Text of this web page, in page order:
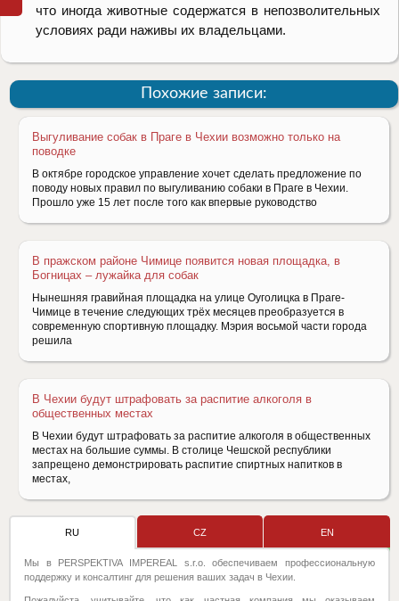
что иногда животные содержатся в непозволительных
условиях ради наживы их владельцами.
Похожие записи:
Выгуливание собак в Праге в Чехии возможно только на
поводке
В октябре городское управление хочет сделать предложение по
поводу новых правил по выгуливанию собаки в Праге в Чехии.
Прошло уже 15 лет после того как впервые руководство
В пражском районе Чимице появится новая площадка, в
Богницах – лужайка для собак
Нынешняя гравийная площадка на улице Оуголицка в Праге-
Чимице в течение следующих трёх месяцев преобразуется в
современную спортивную площадку. Мэрия восьмой части города
решила
В Чехии будут штрафовать за распитие алкоголя в
общественных местах
В Чехии будут штрафовать за распитие алкоголя в общественных
местах на большие суммы. В столице Чешской республики
запрещено демонстрировать распитие спиртных напитков в
местах,
RU CZ EN
Мы в PERSPEKTIVA IMPEREAL s.r.o. обеспечиваем профессиональную
поддержку и консалтинг для решения ваших задач в Чехии.